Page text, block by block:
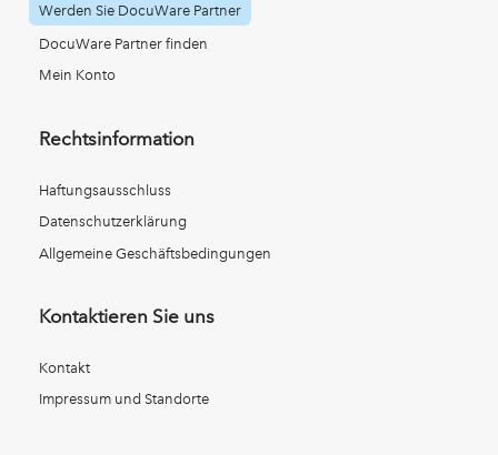
Werden Sie DocuWare Partner
DocuWare Partner finden
Mein Konto
Rechtsinformation
Haftungsausschluss
Datenschutzerklärung
Allgemeine Geschäftsbedingungen
Kontaktieren Sie uns
Kontakt
Impressum und Standorte